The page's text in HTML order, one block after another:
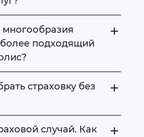
многообразия
подходящий
страховку без
случай. Как